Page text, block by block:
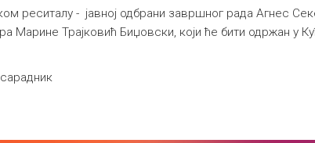
реситалу - јавној одбрани завршног рада Агнес
Трајковић Биџовски, који ће бити одржан у